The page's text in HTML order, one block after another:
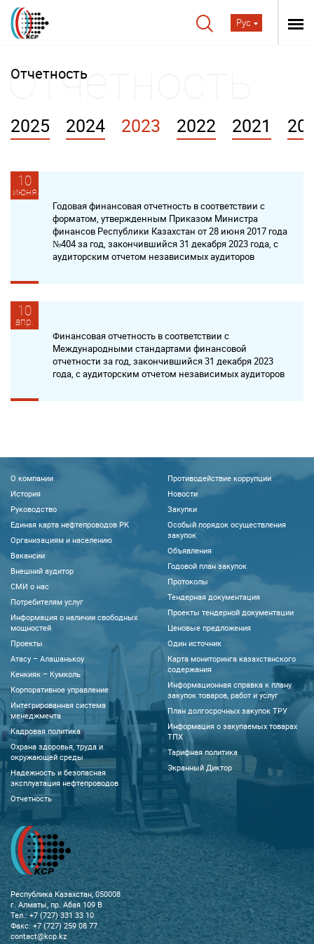
Рус
Отчетность
2025 2024 2023 2022 2021
10
июня
Годовая финансовая отчетность в соответствии с
форматом, утвержденным Приказом Министра
финансов Республики Казахстан от 28 июня 2017 года
№404 за год, закончившийся 31 декабря 2023 года, с
аудиторским отчетом независимых аудиторов
10
апр.
Финансовая отчетность в соответствии с
Международными стандартами финансовой
отчетности за год, закончившийся 31 декабря 2023
года, с аудиторским отчетом независимых аудиторов
О компании
История
Руководство
Единая карта нефтепроводов РК
Организациям и населению
Вакансии
Внешний аудитор
CМИ о нас
Потребителям услуг
Информация о наличии свободных
мощностей
Проекты
Атасу – Алашанькоу
Кенкияк – Кумколь
Корпоративное управление
Интегрированная система
менеджмента
Кадровая политика
Охрана здоровья, труда и
окружающей среды
Надежность и безопасная
эксплуатация нефтепроводов
Отчетность
Противодействие коррупции
Новости
Закупки
Особый порядок осуществления
закупок
Объявления
Годовой план закупок
Протоколы
Тендерная документация
Проекты тендерной документации
Ценовые предложения
Один источник
Карта мониторинга казахстанского
содержания
Информационная справка к плану
закупок товаров, работ и услуг
План долгосрочных закупок ТРУ
Информация о закупаемых товарах
ТПХ
Тарифная политика
Экранный Диктор
Республика Казахстан, 050008
г. Алматы, пр. Абая 109 В
Тел.: +7 (727) 331 33 10
Факс: +7 (727) 259 08 77
contact@kcp.kz